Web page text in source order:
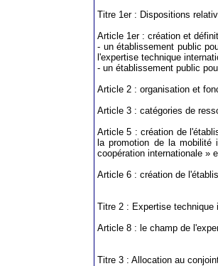
Titre 1er : Dispositions
Article 1er : création et
- un établissement public
l'expertise technique
- un établissement public
Article 2 : organisation et
Article 3 : catégories de
Article 5 : création de
la promotion de la mobilité
coopération internationale »
Article 6 : création de
Titre 2 : Expertise technique
Article 8 : le champ de
Titre 3 : Allocation au